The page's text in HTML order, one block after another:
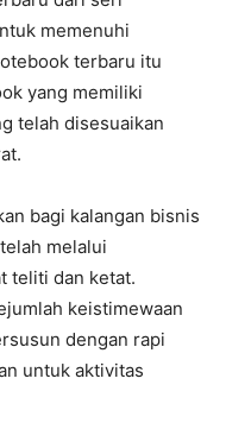
memenuhi
terbaru itu
yang memiliki
telah disesuaikan
bagi kalangan bisnis
melalui
teliti dan ketat.
keistimewaan
dengan rapi
untuk aktivitas